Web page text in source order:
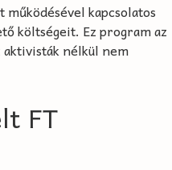
kapcsolatos
költségeit. Ez program az
aktivisták nélkül nem
FT